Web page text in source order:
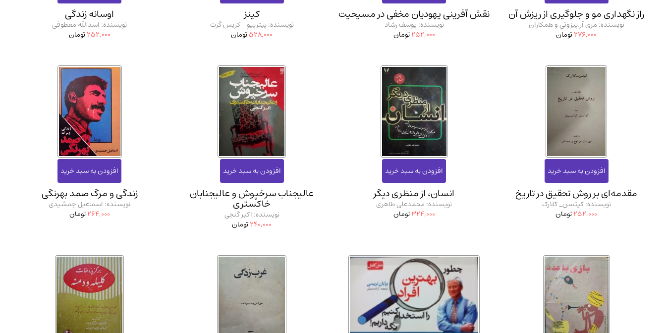
راز نگهداری مو و جلوگیری از ریزش آن
نویسنده: مری آر.پیزوتی و همکاران
276,000تومان
نقش آفرینی یهودیان مخفی در مسیحیت
نویسنده: یوسف رشاد
252,000تومان
کینز
نویسنده: پیترپیو _ کریس گرت
528,000تومان
اوسانه زندگی
نویسنده: اسدالله معطوفی
252,000تومان
مقدمه‌ای بر روش تحقیق در تاریخ
نویسنده: کیتسن_ کلارک
252,000تومان
انسان، از منظری دیگر
نویسنده: محمدعلی طاهری
324,000تومان
عالیجناب سرخپوش و عالیجنابان
خاکستری
نویسنده: اکبر گنجی
240,000تومان
زندگی و مرگ صمد بهرنگی
نویسنده: اسماعیل جمشیدی
264,000تومان